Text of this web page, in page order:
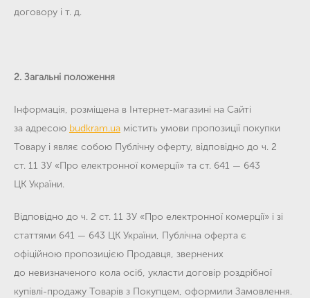
договору і т. д.
2. Загальні положення
Інформація, розміщена в Інтернет-магазині на Сайті
за адресою budkram.ua містить умови пропозиції покупки
Товару і являє собою Публічну оферту, відповідно до ч. 2
ст. 11 ЗУ «Про електронної комерції» та ст. 641 — 643
ЦК України.
Відповідно до ч. 2 ст. 11 ЗУ «Про електронної комерції» і зі
статтями 641 — 643 ЦК України, Публічна оферта є
офіційною пропозицією Продавця, звернених
до невизначеного кола осіб, укласти договір роздрібної
купівлі-продажу Товарів з Покупцем, оформили Замовлення.